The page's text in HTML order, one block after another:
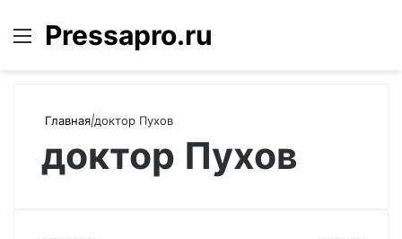
Меню
Pressapro.ru
Главная|доктор Пухов
доктор Пухов